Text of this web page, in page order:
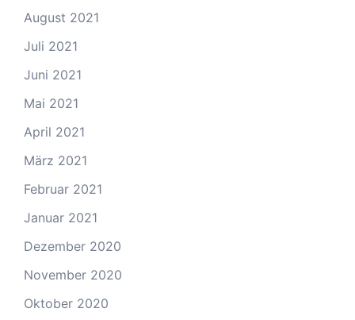
August 2021
Juli 2021
Juni 2021
Mai 2021
April 2021
März 2021
Februar 2021
Januar 2021
Dezember 2020
November 2020
Oktober 2020